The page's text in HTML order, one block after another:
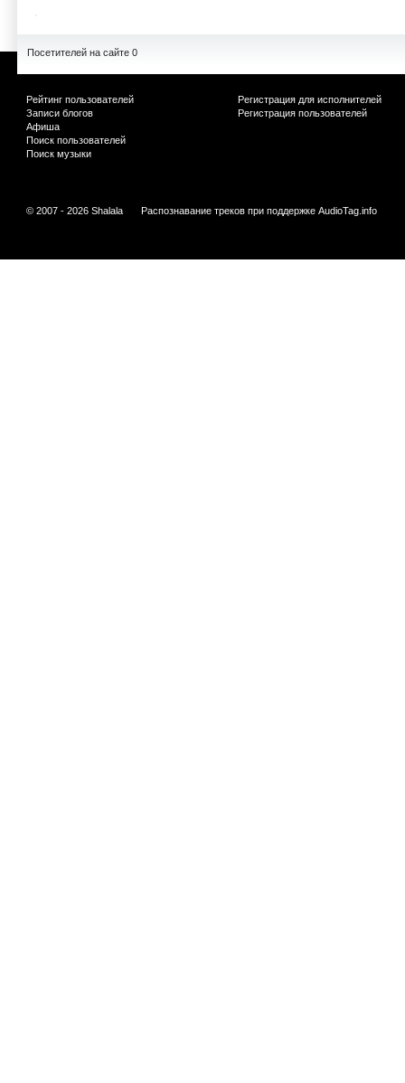
Посетителей на сайте 0
Рейтинг пользователей
Записи блогов
Афиша
Поиск пользователей
Поиск музыки
Регистрация для исполнителей
Регистрация пользователей
© 2007 - 2026 Shalala Распознавание треков при поддержке AudioTag.info